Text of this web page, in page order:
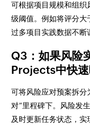
可根据项目规模和组
级阈值。例如将评分大
过多项目实践数据不断
Q3：如果风险
Projects中快速
可将风险应对预案拆分
对”里程碑下。风险发
及时更新任务状态，实